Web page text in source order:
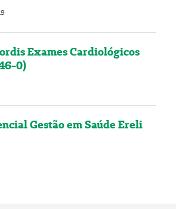
Exames Cardiológicos
0)
Gestão em Saúde Ereli